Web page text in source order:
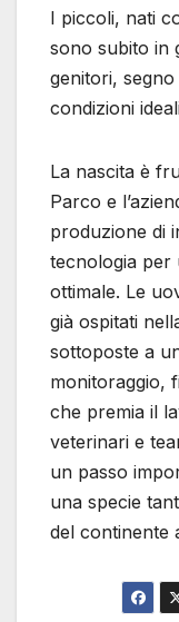
I piccoli, nati
sono subito in
genitori, segno
condizioni
La nascita è
Parco e
produzione di
tecnologia per
ottimale. Le
già ospitati
sottoposte a
monitoraggio,
che premia il
veterinari e
un passo
una specie
del continente